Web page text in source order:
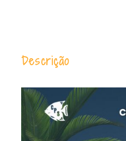
Descrição